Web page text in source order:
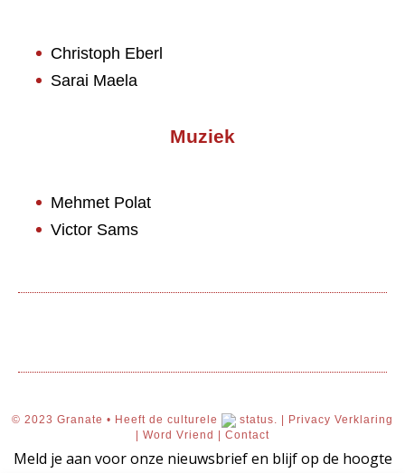
Christoph Eberl
Sarai Maela
Muziek
Mehmet Polat
Victor Sams
© 2023 Granate • Heeft de culturele status. |
Privacy Verklaring
Word Vriend Contact
Meld je aan voor onze nieuwsbrief en blijf op de hoogte